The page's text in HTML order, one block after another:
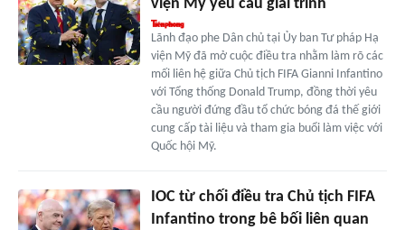
viện Mỹ yêu cầu giải trình
Lãnh đạo phe Dân chủ tại Ủy ban Tư pháp Hạ
viện Mỹ đã mở cuộc điều tra nhằm làm rõ các
mối liên hệ giữa Chủ tịch FIFA Gianni Infantino
với Tổng thống Donald Trump, đồng thời yêu
cầu người đứng đầu tổ chức bóng đá thế giới
cung cấp tài liệu và tham gia buổi làm việc với
Quốc hội Mỹ.
IOC từ chối điều tra Chủ tịch FIFA
Infantino trong bê bối liên quan